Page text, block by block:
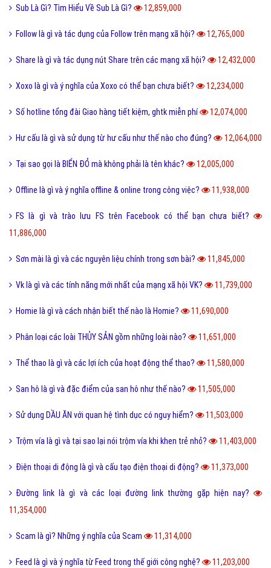
Sub Là Gì? Tìm Hiểu Về Sub Là Gì? 12,859,000
Follow là gì và tác dụng của Follow trên mạng xã hội? 12,765,000
Share là gì và tác dụng nút Share trên các mạng xã hội? 12,432,000
Xoxo là gì và ý nghĩa của Xoxo có thể bạn chưa biết? 12,234,000
Số hotline tổng đài Giao hàng tiết kiệm, ghtk miễn phí 12,074,000
Hư cấu là gì và sử dụng từ hư cấu như thế nào cho đúng? 12,064,000
Tại sao gọi là BIỂN ĐỎ mà không phải là tên khác? 12,005,000
Offline là gì và ý nghĩa offline & online trong công việc? 11,938,000
FS là gì và trào lưu FS trên Facebook có thể bạn chưa biết?
11,886,000
Sơn mài là gì và các nguyên liệu chính trong sơn bài? 11,845,000
Vk là gì và các tính năng mới nhất của mạng xã hội VK? 11,739,000
Homie là gì và cách nhận biết thế nào là Homie? 11,690,000
Phân loại các loài THỦY SẢN gồm những loài nào? 11,651,000
Thể thao là gì và các lợi ích của hoạt động thể thao? 11,580,000
San hô là gì và đặc điểm của san hô như thế nào? 11,505,000
Sử dụng DẦU ĂN với quan hệ tình dục có nguy hiểm? 11,503,000
Trộm vía là gì và tại sao lại nói trộm vía khi khen trẻ nhỏ? 11,403,000
Điện thoại di động là gì và cấu tạo điện thoại di động? 11,373,000
Đường link là gì và các loại đường link thường gặp hiện nay?
11,354,000
Scam là gì? Những ý nghĩa của Scam 11,314,000
Feed là gì và ý nghĩa từ Feed trong thế giới công nghệ? 11,203,000